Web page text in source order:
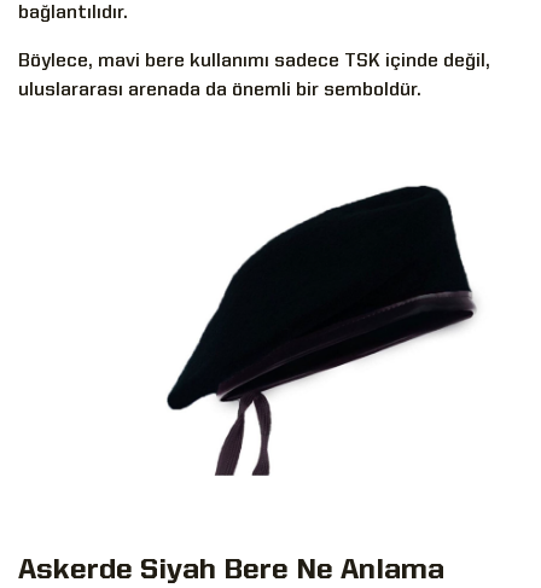
bağlantılıdır.
Böylece, mavi bere kullanımı sadece TSK içinde değil,
uluslararası arenada da önemli bir semboldür.
Askerde Siyah Bere Ne Anlama